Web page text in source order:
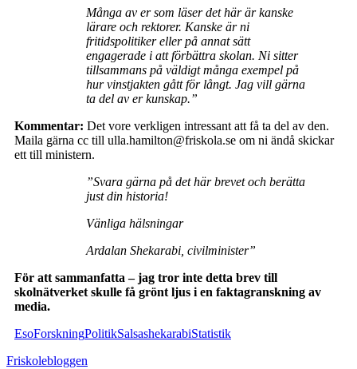
Många av er som läser det här är kanske
lärare och rektorer. Kanske är ni
fritidspolitiker eller på annat sätt
engagerade i att förbättra skolan. Ni sitter
tillsammans på väldigt många exempel på
hur vinstjakten gått för långt. Jag vill gärna
ta del av er kunskap.”
Kommentar: Det vore verkligen intressant att få ta del av den.
Maila gärna cc till ulla.hamilton@friskola.se om ni ändå skickar
ett till ministern.
”Svara gärna på det här brevet och berätta
just din historia!
Vänliga hälsningar
Ardalan Shekarabi, civilminister”
För att sammanfatta – jag tror inte detta brev till
skolnätverket skulle få grönt ljus i en faktagranskning av
media.
EsoForskningPolitikSalsashekarabiStatistik
Friskolebloggen